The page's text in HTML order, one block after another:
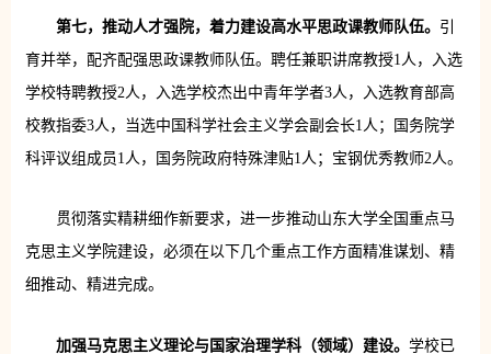
第七，推动人才强院，着力建设高水平思政课教师队伍。 引
育并举，配齐配强思政课教师队伍。聘任兼职讲席教授1人，入选
学校特聘教授2人，入选学校杰出中青年学者3人，入选教育部高
校教指委3人，当选中国科学社会主义学会副会长1人；国务院学
科评议组成员1人，国务院政府特殊津贴1人；宝钢优秀教师2人。
贯彻落实精耕细作新要求，进一步推动山东大学全国重点马
克思主义学院建设，必须在以下几个重点工作方面精准谋划、精
细推动、精进完成。
加强马克思主义理论与国家治理学科（领域）建设。 学校已